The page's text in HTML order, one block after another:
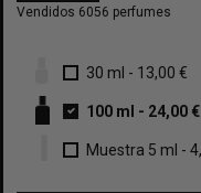
Vendidos 6056 perfumes
30 ml - 13,00 €
100 ml - 24,00 €
Muestra 5 ml -